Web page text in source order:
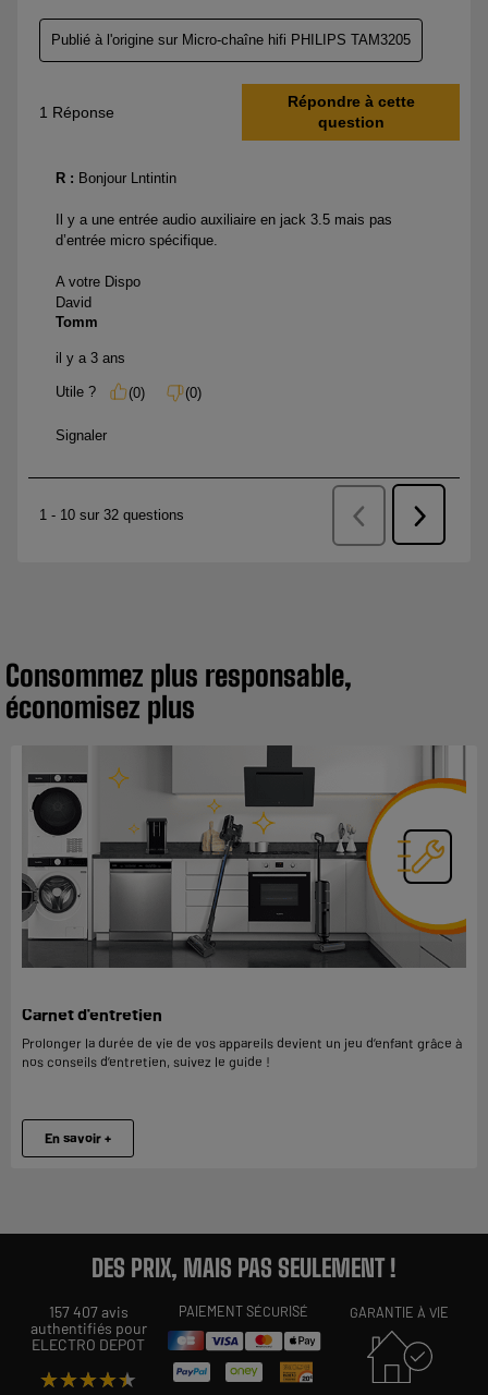
Consommez plus responsable,
économisez plus
Carnet d'entretien
Prolonger la durée de vie de vos appareils devient un jeu d’enfant grâce à
nos conseils d’entretien, suivez le guide !
En savoir +
DES PRIX, MAIS PAS SEULEMENT !
157 407 avis
authentifiés pour
ELECTRO DEPOT
★★★★★
★★★★★
PAIEMENT SÉCURISÉ GARANTIE À VIE